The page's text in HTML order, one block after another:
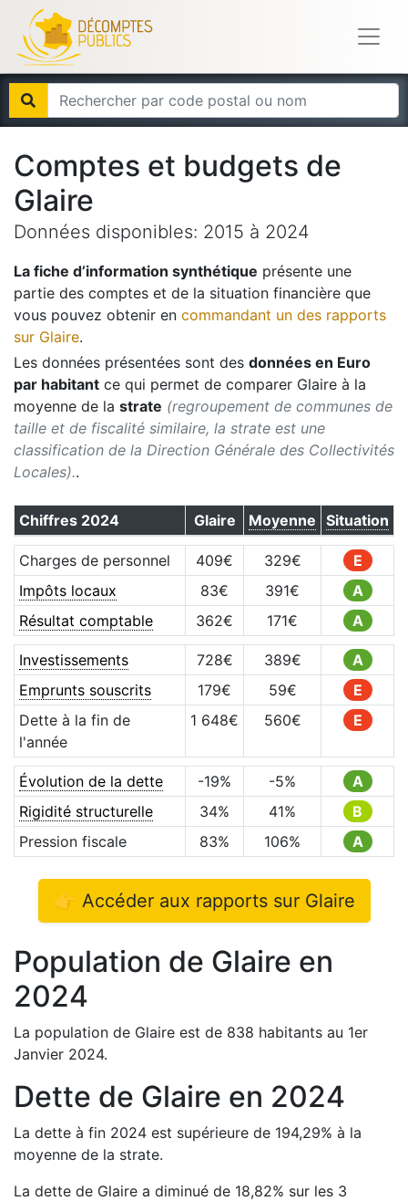
Comptes et budgets de
Glaire
Données disponibles: 2015 à 2024
La fiche d’information synthétique présente une
partie des comptes et de la situation financière que
vous pouvez obtenir en commandant un des rapports
sur Glaire.
Les données présentées sont des données en Euro
par habitant ce qui permet de comparer Glaire à la
moyenne de la strate (regroupement de communes de
taille et de fiscalité similaire, la strate est une
classification de la Direction Générale des Collectivités
Locales)..
Chiffres 2024 Glaire Moyenne Situation
Charges de personnel 409€ 329€
E
Impôts locaux
83€ 391€
A
Résultat comptable
362€ 171€ A
Investissements 728€ 389€
A
Emprunts souscrits
179€ 59€
E
Dette à la fin de
l'année
1 648€ 560€ E
Évolution de la dette -19% -5%
A
Rigidité structurelle
34% 41%
B
Pression fiscale
83% 106% A
👉 Accéder aux rapports sur Glaire
Population de Glaire en
2024
La population de Glaire est de 838 habitants au 1er
Janvier 2024.
Dette de Glaire en 2024
La dette à fin 2024 est supérieure de 194,29% à la
moyenne de la strate.
La dette de Glaire a diminué de 18,82% sur les 3